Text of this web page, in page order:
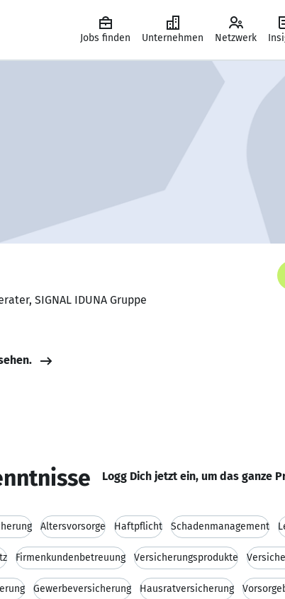
Jobs finden Unternehmen Netzwerk
SIGNAL IDUNA Gruppe
Logg Dich jetzt ein, um das ganze
Altersvorsorge Haftpflicht Schadenmanagement
Firmenkundenbetreuung Versicherungsprodukte
Gewerbeversicherung Hausratversicherung